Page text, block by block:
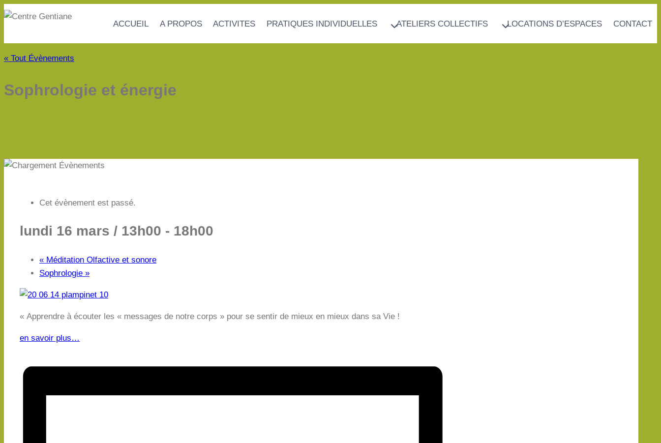
Aller
ACCUEIL A PROPOS ACTIVITES PRATIQUES INDIVIDUELLES ATELIERS COLLECTIFS LOCATIONS D’ESPACES CONTACT
« Tout Évènements
Sophrologie et énergie
Cet évènement est passé.
lundi 16 mars / 13h00 - 18h00
« Méditation Olfactive et sonore
Sophrologie »
« Apprendre à écouter les « messages de notre corps » pour se sentir de mieux en mieux dans sa Vie !
en savoir plus…